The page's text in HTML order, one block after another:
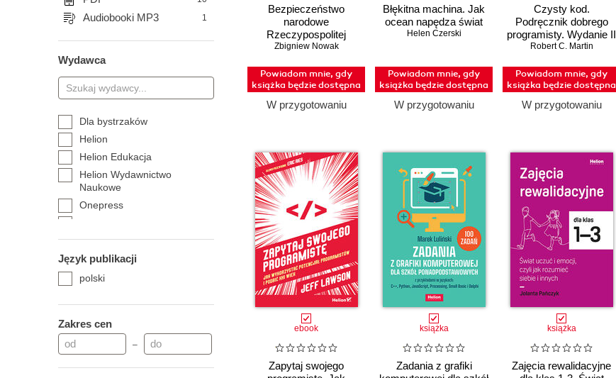
Audiobooki MP3 1
Wydawca
Dla bystrzaków
Helion
Helion Edukacja
Helion Wydawnictwo
Naukowe
Onepress
Język publikacji
polski
Zakres cen
–
Bezpieczeństwo
narodowe
Rzeczypospolitej
Polskiej. 25 lat
Zbigniew Nowak
Powiadom mnie, gdy
książka będzie dostępna
W przygotowaniu
Błękitna machina. Jak
ocean napędza świat
Helen Czerski
Powiadom mnie, gdy
książka będzie dostępna
W przygotowaniu
Czysty kod.
Podręcznik dobrego
programisty. Wydanie II
Robert C. Martin
Powiadom mnie, gdy
książka będzie dostępna
W przygotowaniu
ebook
Zapytaj swojego
książka
Zadania z grafiki
książka
Zajęcia rewalidacyjne